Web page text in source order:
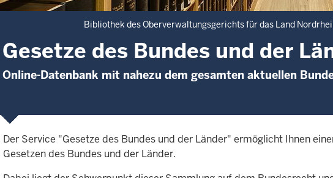
Bibliothek des Oberverwaltungsgerichts für das Land
Gesetze des Bundes und der
Online-Datenbank mit nahezu dem gesamten aktuellen
Der Service "Gesetze des Bundes und der Länder" ermöglicht Ihnen
Gesetzen des Bundes und der Länder.